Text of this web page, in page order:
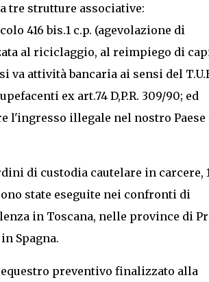
tre strutture associative:
416 bis.1 c.p. (agevolazione di
al riciclaggio, al reimpiego di
attività bancaria ai sensi del
ex art.74 D,P.R. 309/90; ed
l'ingresso illegale nel nostro Paese
di custodia cautelare in carcere,
state eseguite nei confronti di
in Toscana, nelle province di
Spagna.
preventivo finalizzato alla